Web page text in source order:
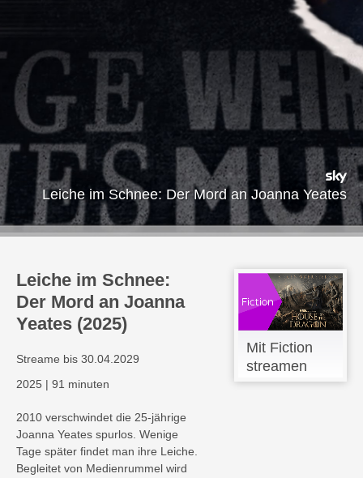
Leiche im Schnee: Der Mord an Joanna Yeates
Leiche im Schnee:
Der Mord an Joanna
Yeates (2025)
Streame bis 30.04.2029
2025 | 91 minuten
2010 verschwindet die 25-jährige
Joanna Yeates spurlos. Wenige
Tage später findet man ihre Leiche.
Begleitet von Medienrummel wird
Mit Fiction
streamen